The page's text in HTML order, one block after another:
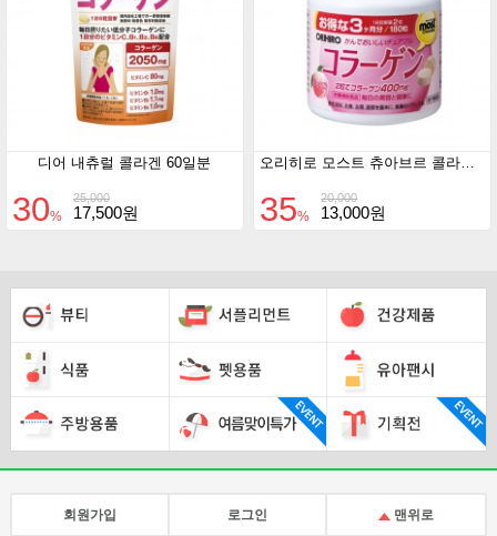
디어 내츄럴 콜라겐 60일분
25,000
30% 17,500원
오리히로 모스트 츄아브르 콜라겐 180정
20,000
35% 13,000원
회원가입 로그인 맨위로